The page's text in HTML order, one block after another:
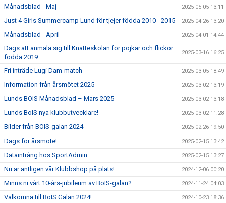
Månadsblad - Maj 2025-05-05 13:11
Just 4 Girls Summercamp Lund för tjejer födda 2010 - 2015 2025-04-26 13:20
Månadsblad - April 2025-04-01 14:44
Dags att anmäla sig till Knatteskolan för pojkar och flickor
födda 2019
2025-03-16 16:25
Fri inträde Lugi Dam-match 2025-03-05 18:49
Information från årsmötet 2025 2025-03-02 13:19
Lunds BOIS Månadsblad – Mars 2025 2025-03-02 13:18
Lunds BoIS nya klubbutvecklare! 2025-03-02 11:28
Bilder från BOIS-galan 2024 2025-02-26 19:50
Dags för årsmöte! 2025-02-15 13:42
Dataintrång hos SportAdmin 2025-02-15 13:27
Nu är äntligen vår Klubbshop på plats! 2024-12-06 00:20
Minns ni vårt 10-års-jubileum av BoIS-galan? 2024-11-24 04:03
Välkomna till BoIS Galan 2024! 2024-10-23 18:36